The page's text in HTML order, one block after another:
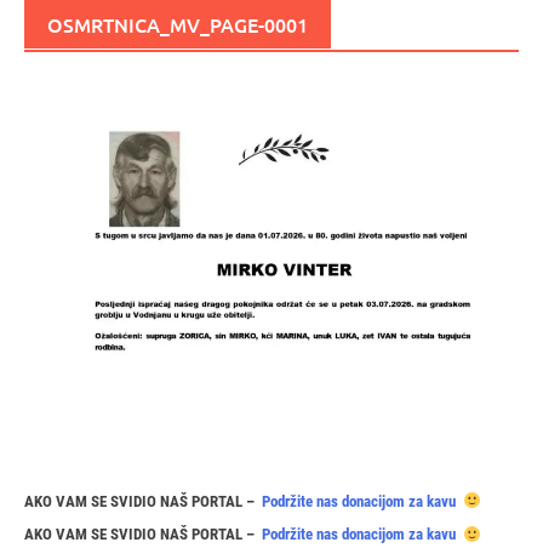
OSMRTNICA_MV_PAGE-0001
AKO VAM SE SVIDIO NAŠ PORTAL – Podržite nas donacijom za kavu
AKO VAM SE SVIDIO NAŠ PORTAL – Podržite nas donacijom za kavu